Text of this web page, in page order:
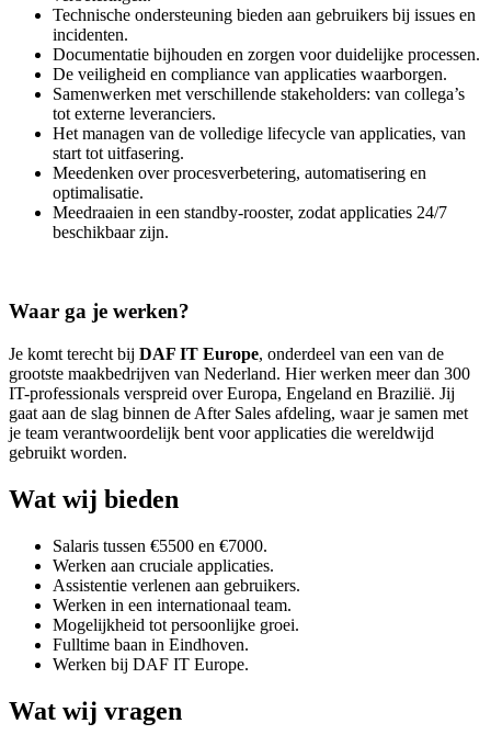
Technische ondersteuning bieden aan gebruikers bij issues en
incidenten.
Documentatie bijhouden en zorgen voor duidelijke processen.
De veiligheid en compliance van applicaties waarborgen.
Samenwerken met verschillende stakeholders: van collega’s
tot externe leveranciers.
Het managen van de volledige lifecycle van applicaties, van
start tot uitfasering.
Meedenken over procesverbetering, automatisering en
optimalisatie.
Meedraaien in een standby-rooster, zodat applicaties 24/7
beschikbaar zijn.
Waar ga je werken?
Je komt terecht bij DAF IT Europe, onderdeel van een van de
grootste maakbedrijven van Nederland. Hier werken meer dan 300
IT-professionals verspreid over Europa, Engeland en Brazilië. Jij
gaat aan de slag binnen de After Sales afdeling, waar je samen met
je team verantwoordelijk bent voor applicaties die wereldwijd
gebruikt worden.
Wat wij bieden
Salaris tussen €5500 en €7000.
Werken aan cruciale applicaties.
Assistentie verlenen aan gebruikers.
Werken in een internationaal team.
Mogelijkheid tot persoonlijke groei.
Fulltime baan in Eindhoven.
Werken bij DAF IT Europe.
Wat wij vragen